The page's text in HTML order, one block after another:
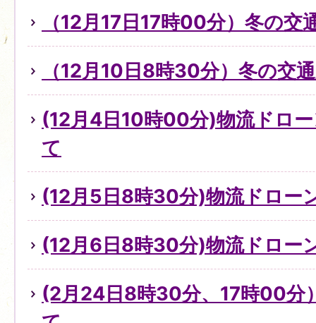
（12月17日17時00分）冬の交
（12月10日8時30分）冬の交
(12月4日10時00分)物流ドロ
て
(12月5日8時30分)物流ドロー
(12月6日8時30分)物流ドロー
(2月24日8時30分、17時00分